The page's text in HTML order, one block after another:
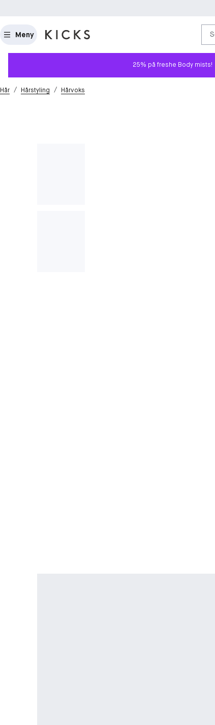
Meny
25% på freshe Body mists!
Hår / Hårstyling / Hårvoks